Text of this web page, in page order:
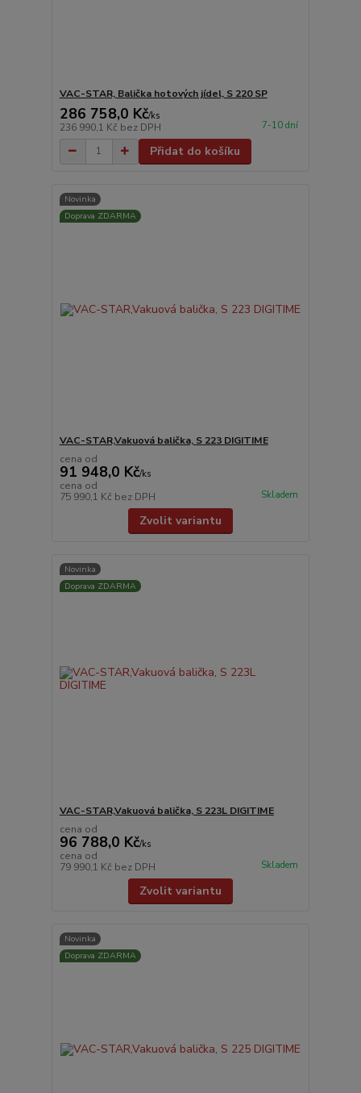
VAC-STAR, Balička hotových jídel, S 220 SP
286 758,0 Kč/ks
236 990,1 Kč bez DPH 7-10 dní
Přidat do košíku
Novinka
Doprava ZDARMA
VAC-STAR,Vakuová balička, S 223 DIGITIME
cena od
91 948,0 Kč/ks
cena od
75 990,1 Kč bez DPH Skladem
Zvolit variantu
Novinka
Doprava ZDARMA
VAC-STAR,Vakuová balička, S 223L DIGITIME
cena od
96 788,0 Kč/ks
cena od
79 990,1 Kč bez DPH Skladem
Zvolit variantu
Novinka
Doprava ZDARMA